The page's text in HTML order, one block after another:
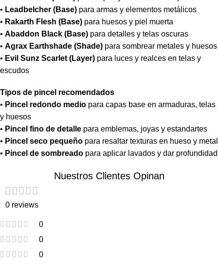
• Leadbelcher (Base) para armas y elementos metálicos
• Rakarth Flesh (Base) para huesos y piel muerta
• Abaddon Black (Base) para detalles y telas oscuras
• Agrax Earthshade (Shade) para sombrear metales y huesos
• Evil Sunz Scarlet (Layer) para luces y realces en telas y
escudos
Tipos de pincel recomendados
• Pincel redondo medio para capas base en armaduras, telas
y huesos
• Pincel fino de detalle para emblemas, joyas y estandartes
• Pincel seco pequeño para resaltar texturas en hueso y metal
• Pincel de sombreado para aplicar lavados y dar profundidad
Nuestros Clientes Opinan
0 reviews
0
0
0